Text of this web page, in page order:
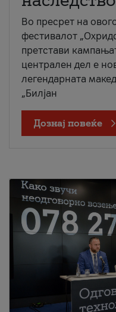
Во пресрет на
фестивалот
претстави
централен дел е
легендарната
„Билјан
Дознај повеќе